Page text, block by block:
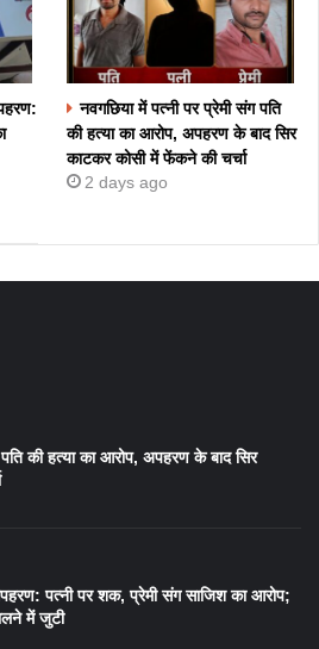
नवगछिया में पत्नी पर प्रेमी संग पति
की हत्या का आरोप, अपहरण के बाद सिर
काटकर कोसी में फेंकने की चर्चा
2 days ago
की हत्या का आरोप, अपहरण के बाद सिर
पत्नी पर शक, प्रेमी संग साजिश का आरोप;
में जुटी